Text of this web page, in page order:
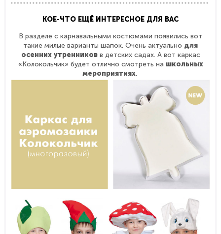
КОЕ-ЧТО ЕЩЁ ИНТЕРЕСНОЕ ДЛЯ ВАС
В разделе с карнавальными костюмами появились вот
такие милые варианты шапок. Очень актуально для
осенних утренниковв детских садах. А вот каркас
«Колокольчик» будет отлично смотреть на школьных
мероприятиях.